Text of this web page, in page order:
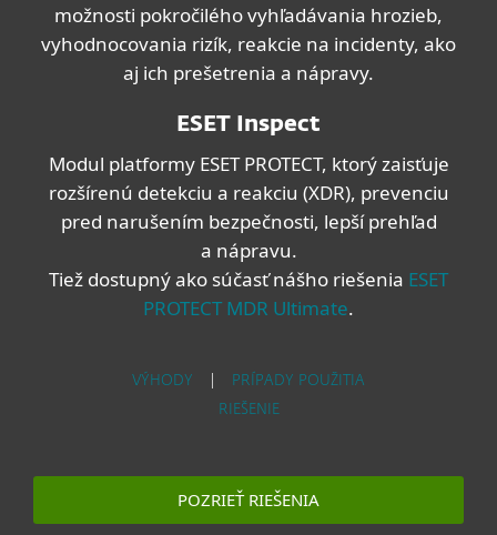
možnosti pokročilého vyhľadávania hrozieb,
vyhodnocovania rizík, reakcie na incidenty, ako
aj ich prešetrenia a nápravy.
ESET Inspect
Modul platformy ESET PROTECT, ktorý zaisťuje
rozšírenú detekciu a reakciu (XDR), prevenciu
pred narušením bezpečnosti, lepší prehľad
a nápravu.
Tiež dostupný ako súčasť nášho riešenia ESET
PROTECT MDR Ultimate.
VÝHODY
PRÍPADY POUŽITIA
RIEŠENIE
POZRIEŤ RIEŠENIA